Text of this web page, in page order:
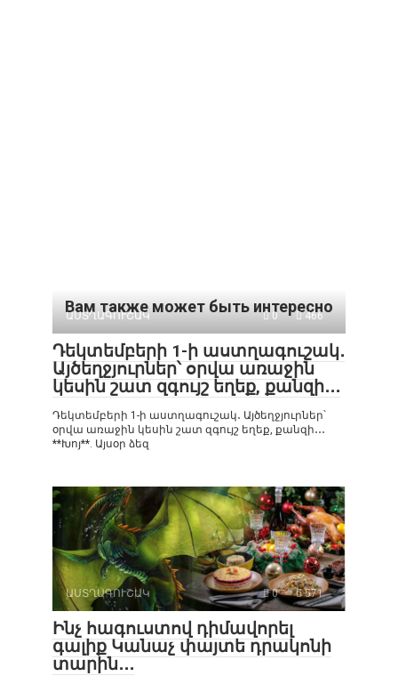
Вам также может быть интересно
ԱՍՏՂԱԳՈՒՇԱԿ 0 466
Դեկտեմբերի 1-ի աստղագուշակ․
Այծեղջյուրներ՝ օրվա առաջին
կեսին շատ զգույշ եղեք, քանզի․․․
Դեկտեմբերի 1-ի աստղագուշակ․ Այծեղջյուրներ՝
օրվա առաջին կեսին շատ զգույշ եղեք, քանզի․․․
**Խոյ**. Այսօր ձեզ
ԱՍՏՂԱԳՈՒՇԱԿ 0 571
Ինչ հագուստով դիմավորել
գալիք Կանաչ փայտե դրակոնի
տարին․․․